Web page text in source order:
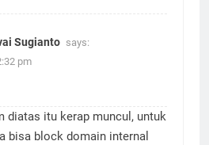
Sugianto says:
pm
diatas itu kerap muncul, untuk
bisa block domain internal